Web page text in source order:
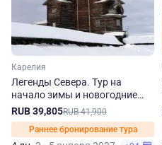
Карелия
Легенды Севера. Тур на
начало зимы и новогодние
праздники в Карелии
RUB 39,805RUB 41,900
Раннее бронирование тура